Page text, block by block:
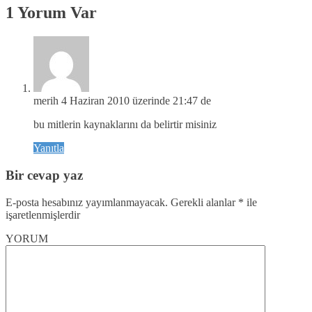
1 Yorum Var
merih 4 Haziran 2010 üzerinde 21:47 de
bu mitlerin kaynaklarını da belirtir misiniz
Yanıtla
Bir cevap yaz
E-posta hesabınız yayımlanmayacak. Gerekli alanlar * ile
işaretlenmişlerdir
YORUM